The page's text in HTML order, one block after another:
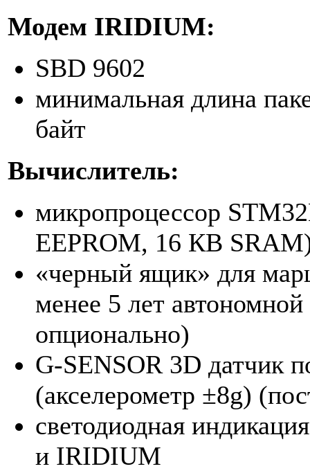
Модем IRIDIUM:
SBD 9602
минимальная длина
байт
Вычислитель:
микропроцессор
EEPROM, 16 КВ
«черный ящик» для
менее 5 лет
опционально)
G-SENSOR 3D датчик
(акселерометр ±8g)
светодиодная
и IRIDIUM